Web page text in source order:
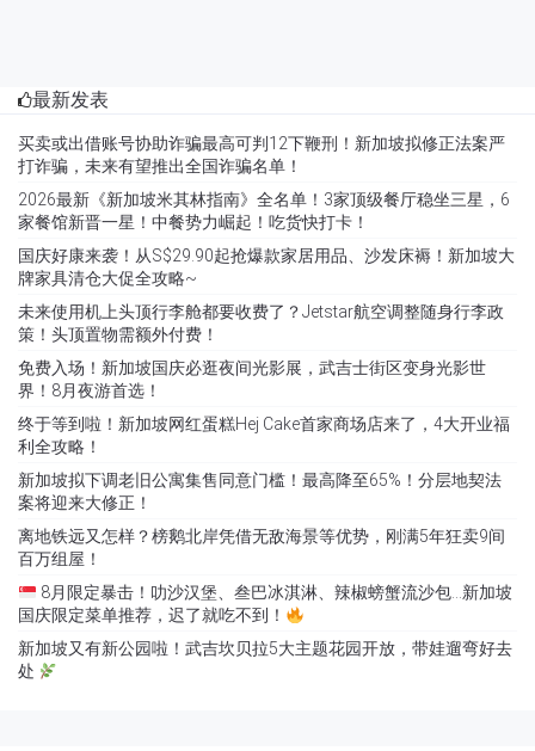
最新发表
买卖或出借账号协助诈骗最高可判12下鞭刑！新加坡拟修正法案严
打诈骗，未来有望推出全国诈骗名单！
2026最新《新加坡米其林指南》全名单！3家顶级餐厅稳坐三星，6
家餐馆新晋一星！中餐势力崛起！吃货快打卡！
国庆好康来袭！从S$29.90起抢爆款家居用品、沙发床褥！新加坡大
牌家具清仓大促全攻略~
未来使用机上头顶行李舱都要收费了？Jetstar航空调整随身行李政
策！头顶置物需额外付费！
免费入场！新加坡国庆必逛夜间光影展，武吉士街区变身光影世
界！8月夜游首选！
终于等到啦！新加坡网红蛋糕Hej Cake首家商场店来了，4大开业福
利全攻略！
新加坡拟下调老旧公寓集售同意门槛！最高降至65%！分层地契法
案将迎来大修正！
离地铁远又怎样？榜鹅北岸凭借无敌海景等优势，刚满5年狂卖9间
百万组屋！
8月限定暴击！叻沙汉堡、叁巴冰淇淋、辣椒螃蟹流沙包…新加坡
国庆限定菜单推荐，迟了就吃不到！
新加坡又有新公园啦！武吉坎贝拉5大主题花园开放，带娃遛弯好去
处